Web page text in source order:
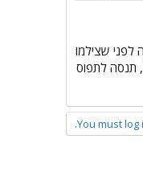
לפני שצילמו
תנסה לתפוס
You must